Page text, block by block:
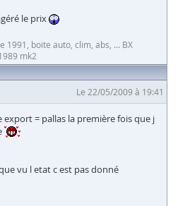
le prix
1991, boite auto, clim, abs, ... BX
mk2
Le 22/05/2009 à 19:41
export = pallas la première fois que j
vu l etat c est pas donné